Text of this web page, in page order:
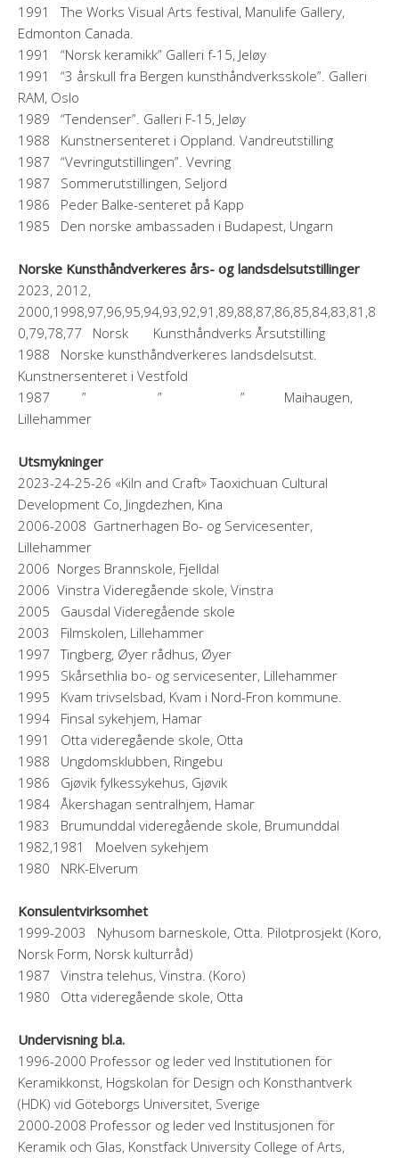
1991 The Works Visual Arts festival, Manulife Gallery,
Edmonton Canada.
1991 “Norsk keramikk” Galleri f-15, Jeløy
1991 “3 årskull fra Bergen kunsthåndverksskole”. Galleri
RAM, Oslo
1989 “Tendenser”. Galleri F-15, Jeløy
1988 Kunstnersenteret i Oppland. Vandreutstilling
1987 “Vevringutstillingen”. Vevring
1987 Sommerutstillingen, Seljord
1986 Peder Balke-senteret på Kapp
1985 Den norske ambassaden i Budapest, Ungarn
Norske Kunsthåndverkeres års- og landsdelsutstillinger
2023, 2012,
2000,1998,97,96,95,94,93,92,91,89,88,87,86,85,84,83,81,8
0,79,78,77 Norsk Kunsthåndverks Årsutstilling
1988 Norske kunsthåndverkeres landsdelsutst.
Kunstnersenteret i Vestfold
1987 ” ” ” Maihaugen,
Lillehammer
Utsmykninger
2023-24-25-26 «Kiln and Craft» Taoxichuan Cultural
Development Co, Jingdezhen, Kina
2006-2008 Gartnerhagen Bo- og Servicesenter,
Lillehammer
2006 Norges Brannskole, Fjelldal
2006 Vinstra Videregående skole, Vinstra
2005 Gausdal Videregående skole
2003 Filmskolen, Lillehammer
1997 Tingberg, Øyer rådhus, Øyer
1995 Skårsethlia bo- og servicesenter, Lillehammer
1995 Kvam trivselsbad, Kvam i Nord-Fron kommune.
1994 Finsal sykehjem, Hamar
1991 Otta videregående skole, Otta
1988 Ungdomsklubben, Ringebu
1986 Gjøvik fylkessykehus, Gjøvik
1984 Åkershagan sentralhjem, Hamar
1983 Brumunddal videregående skole, Brumunddal
1982,1981 Moelven sykehjem
1980 NRK-Elverum
Konsulentvirksomhet
1999-2003 Nyhusom barneskole, Otta. Pilotprosjekt (Koro,
Norsk Form, Norsk kulturråd)
1987 Vinstra telehus, Vinstra. (Koro)
1980 Otta videregående skole, Otta
Undervisning bl.a.
1996-2000 Professor og leder ved Institutionen för
Keramikkonst, Högskolan för Design och Konsthantverk
(HDK) vid Göteborgs Universitet, Sverige
2000-2008 Professor og leder ved Institusjonen för
Keramik och Glas, Konstfack University College of Arts,